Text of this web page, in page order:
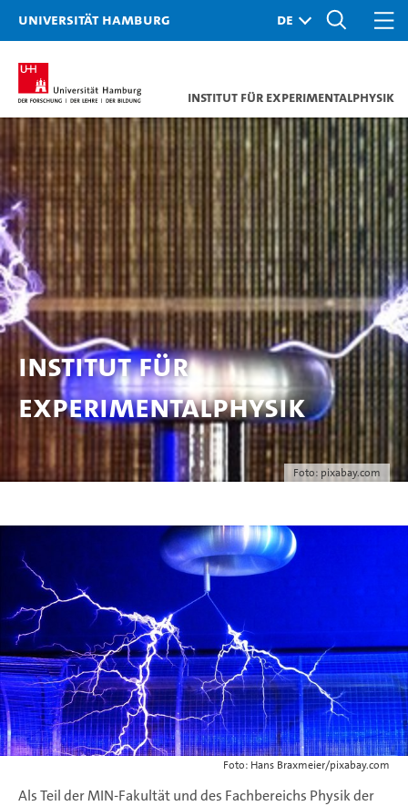
Universität Hamburg
Institut für Experimentalphysik
Foto: pixabay.com
Institut für
Experimentalphysik
Foto: Hans Braxmeier/pixabay.com
Als Teil der MIN-Fakultät und des Fachbereichs Physik der